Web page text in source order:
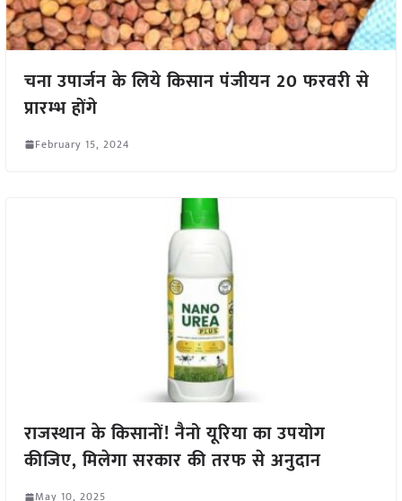
चना उपार्जन के लिये किसान पंजीयन 20 फरवरी से
प्रारम्भ होंगे
February 15, 2024
राजस्थान के किसानों! नैनो यूरिया का उपयोग
कीजिए, मिलेगा सरकार की तरफ से अनुदान
May 10, 2025